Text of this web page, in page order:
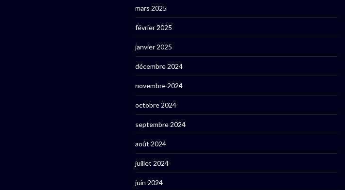
mars 2025
février 2025
janvier 2025
décembre 2024
novembre 2024
octobre 2024
septembre 2024
août 2024
juillet 2024
juin 2024